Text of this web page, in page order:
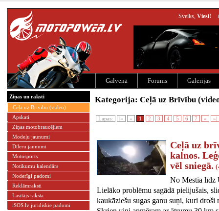
Sveiks, Viesi!
Galvenā Forums Galerijas
Ziņas un raksti
Ceļā uz Brīvību (video)
Apskati
Ziņas motobraucējiem
Modeļu jaunumi
Dīleru jaunumi
Motosports
Notikumu kalendārs
Noderīgi padomi
Reklāmraksti
Lasītājs raksta
iSOS.lv juridiskie padomi
Kategorija: Ceļā uz Brīvību
Lapas: |« « 1 2 3 4 5 6 7 » »|
Ceļā uz
kalnos.
vēl sniegā.
No Mestia līdz
Lielāko problēmu sagādā pielijušais,
kaukāziešu sugas ganu suņi, kuri